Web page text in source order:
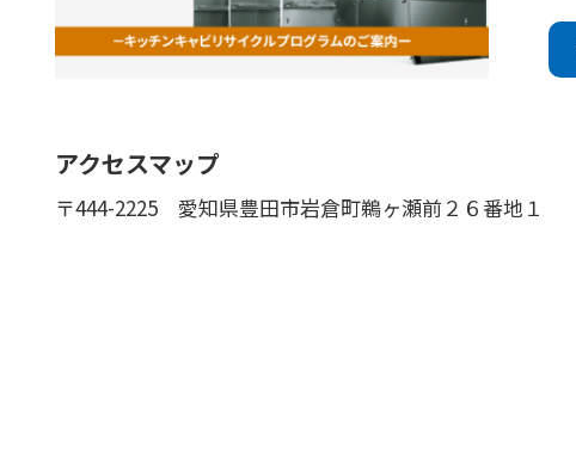
アクセスマップ
〒444-2225 愛知県豊田市岩倉町鵜ヶ瀬前２６番地１